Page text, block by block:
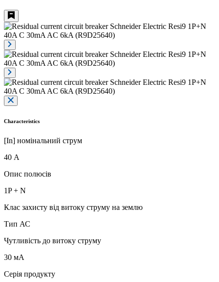
Characteristics
[In] номінальний струм
40 А
Опис полюсів
1P + N
Клас захисту від витоку струму на землю
Тип АС
Чутливість до витоку струму
30 мА
Серія продукту